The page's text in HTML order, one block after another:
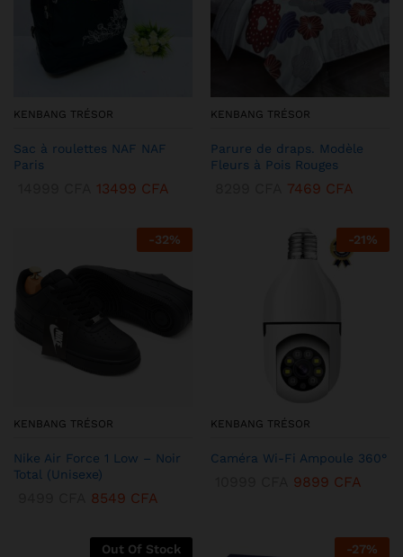
KENBANG TRÉSOR
Sac à roulettes NAF NAF
Paris
13499 CFA
KENBANG TRÉSOR
Parure de draps. Modèle
Fleurs à Pois Rouges
7469 CFA
-32%
KENBANG TRÉSOR
Nike Air Force 1 Low – Noir
Total (Unisexe)
8549 CFA
-21%
KENBANG TRÉSOR
Caméra Wi-Fi Ampoule 360°
9899 CFA
Out Of Stock -27%